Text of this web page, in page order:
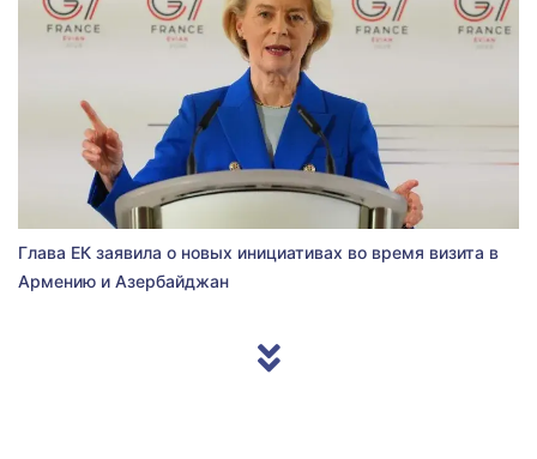
Глава ЕК заявила о новых инициативах во время визита в
Армению и Азербайджан